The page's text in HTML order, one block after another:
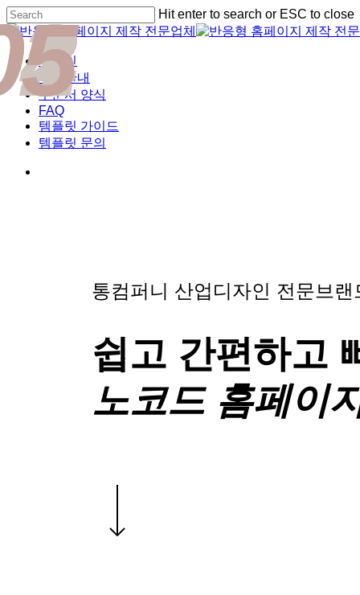
Skip
to
main
content
Hit enter to search or ESC to close
Close
Search
Menu
디자인
비용안내
주문서 양식
FAQ
템플릿 가이드
템플릿 문의
통컴퍼니 산업디자인 전문브
쉽고 간편하고
노코드 홈페이